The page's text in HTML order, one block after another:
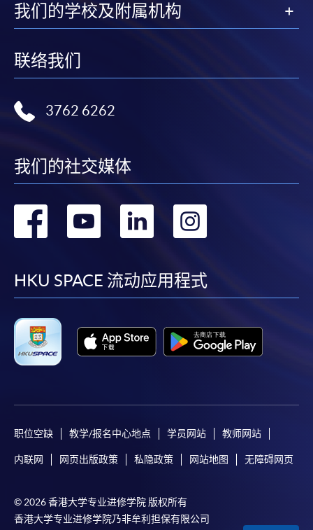
我们的学校及附属机构
联络我们
3762 6262
我们的社交媒体
转
facebook
转
youtube
转
linkedin
转
HKU SPACE 流动应用程式
职位空缺 教学/报名中心地点 学员网站 教师网站
内联网 网页出版政策 私隐政策 网站地图 无障碍网页
© 2026 香港大学专业进修学院 版权所有
香港大学专业进修学院乃非牟利担保有限公司